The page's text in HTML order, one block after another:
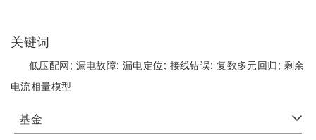
关键词
低压配网; 漏电故障;漏电定位; 接线错误;复数多元回归; 剩余
电流相量模型
基金